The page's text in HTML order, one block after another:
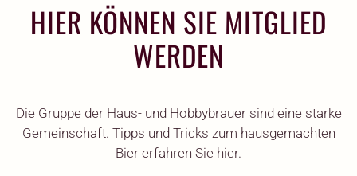
HIER KÖNNEN SIE MITGLIED
WERDEN
Die Gruppe der Haus- und Hobbybrauer sind eine starke
Gemeinschaft. Tipps und Tricks zum hausgemachten
Bier erfahren Sie hier.